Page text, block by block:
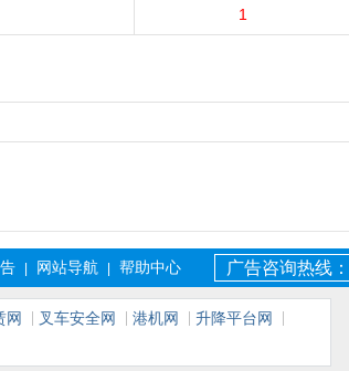
1
网站导航 帮助中心 广告咨询热线：
网 叉车安全网 港机网
升降平台网